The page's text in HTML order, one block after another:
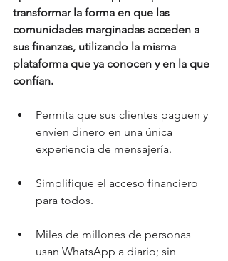
transformar la forma en que las
comunidades marginadas acceden a
sus finanzas, utilizando la misma
plataforma que ya conocen y en la que
confían.
Permita que sus clientes paguen y
envíen dinero en una única
experiencia de mensajería.
Simplifique el acceso financiero
para todos.
Miles de millones de personas
usan WhatsApp a diario; sin